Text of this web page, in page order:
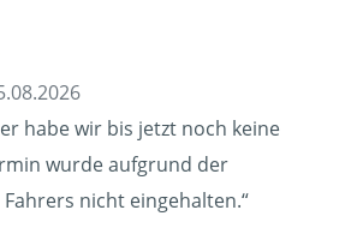
habe wir bis jetzt noch keine
wurde aufgrund der
nicht eingehalten.“